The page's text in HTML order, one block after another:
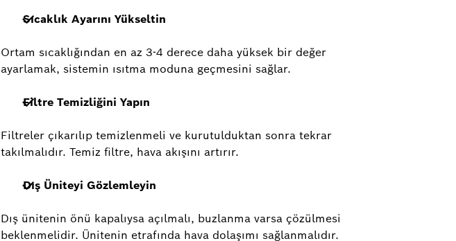
Sıcaklık Ayarını Yükseltin
Ortam sıcaklığından en az 3-4 derece daha yüksek bir değer
ayarlamak, sistemin ısıtma moduna geçmesini sağlar.
Filtre Temizliğini Yapın
Filtreler çıkarılıp temizlenmeli ve kurutulduktan sonra tekrar
takılmalıdır. Temiz filtre, hava akışını artırır.
Dış Üniteyi Gözlemleyin
Dış ünitenin önü kapalıysa açılmalı, buzlanma varsa çözülmesi
beklenmelidir. Ünitenin etrafında hava dolaşımı sağlanmalıdır.